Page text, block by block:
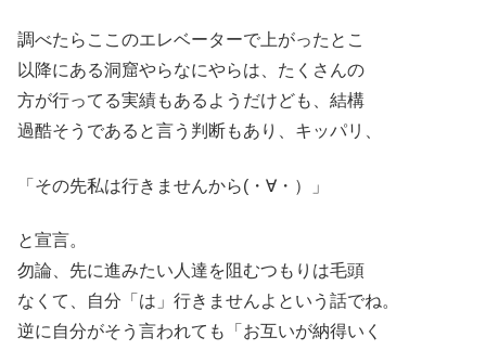
調べたらここのエレベーターで上がったとこ
以降にある洞窟やらなにやらは、たくさんの
方が行ってる実績もあるようだけども、結構
過酷そうであると言う判断もあり、キッパリ、
「その先私は行きませんから(・∀・）」
と宣言。
勿論、先に進みたい人達を阻むつもりは毛頭
なくて、自分「は」行きませんよという話でね。
逆に自分がそう言われても「お互いが納得いく